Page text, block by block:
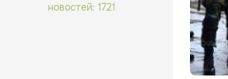
новостей: 1721